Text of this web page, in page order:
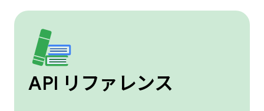
API リファレンス